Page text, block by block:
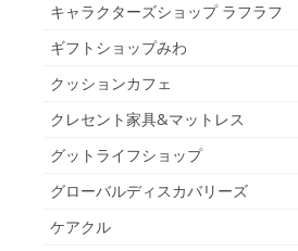
キャラクターズショップ ラフラフ
ギフトショップみわ
クッションカフェ
クレセント家具&マットレス
グットライフショップ
グローバルディスカバリーズ
ケアクル